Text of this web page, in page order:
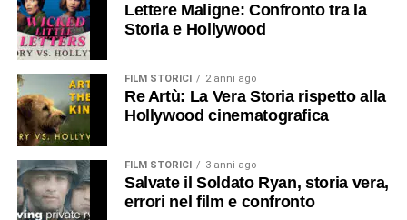
Lettere Maligne: Confronto tra la
Storia e Hollywood
FILM STORICI 2 anni ago
Re Artù: La Vera Storia rispetto alla
Hollywood cinematografica
FILM STORICI 3 anni ago
Salvate il Soldato Ryan, storia vera,
errori nel film e confronto